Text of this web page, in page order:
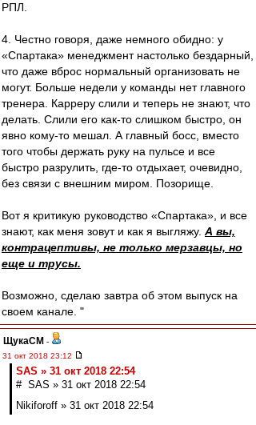
РПЛ.
4. Честно говоря, даже немного обидно: у
«Спартака» менеджмент настолько бездарный,
что даже вброс нормальный организовать не
могут. Больше недели у команды нет главного
тренера. Карреру слили и теперь не знают, что
делать. Слили его как-то слишком быстро, он
явно кому-то мешал. А главный босс, вместо
того чтобы держать руку на пульсе и все
быстро разрулить, где-то отдыхает, очевидно,
без связи с внешним миром. Позорище.
Вот я критикую руководство «Спартака», и все
знают, как меня зовут и как я выгляжу. А вы,
контрацептивы, не только мерзавцы, но
еще и трусы.
Возможно, сделаю завтра об этом выпуск на
своем канале. "
ЩукаСМ -
31 окт 2018 23:12
SAS » 31 окт 2018 22:54
# SAS » 31 окт 2018 22:54
Nikiforoff » 31 окт 2018 22:54